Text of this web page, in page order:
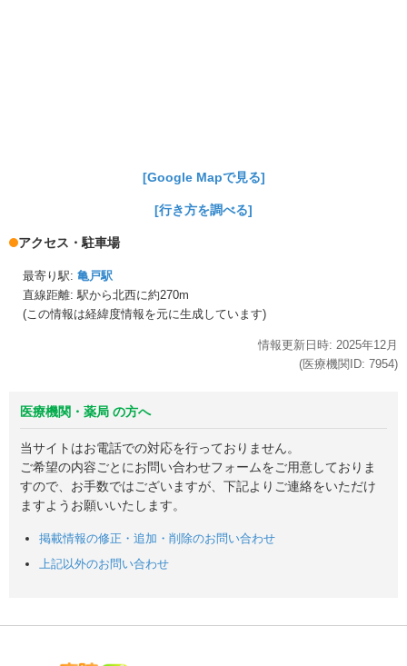
[Google Mapで見る]
[行き方を調べる]
アクセス・駐車場
最寄り駅: 亀戸駅
直線距離: 駅から北西に約270m
(この情報は経緯度情報を元に生成しています)
情報更新日時: 2025年12月
(医療機関ID: 7954)
医療機関・薬局 の方へ
当サイトはお電話での対応を行っておりません。
ご希望の内容ごとにお問い合わせフォームをご用意しておりま
すので、お手数ではございますが、下記よりご連絡をいただけ
ますようお願いいたします。
掲載情報の修正・追加・削除のお問い合わせ
上記以外のお問い合わせ